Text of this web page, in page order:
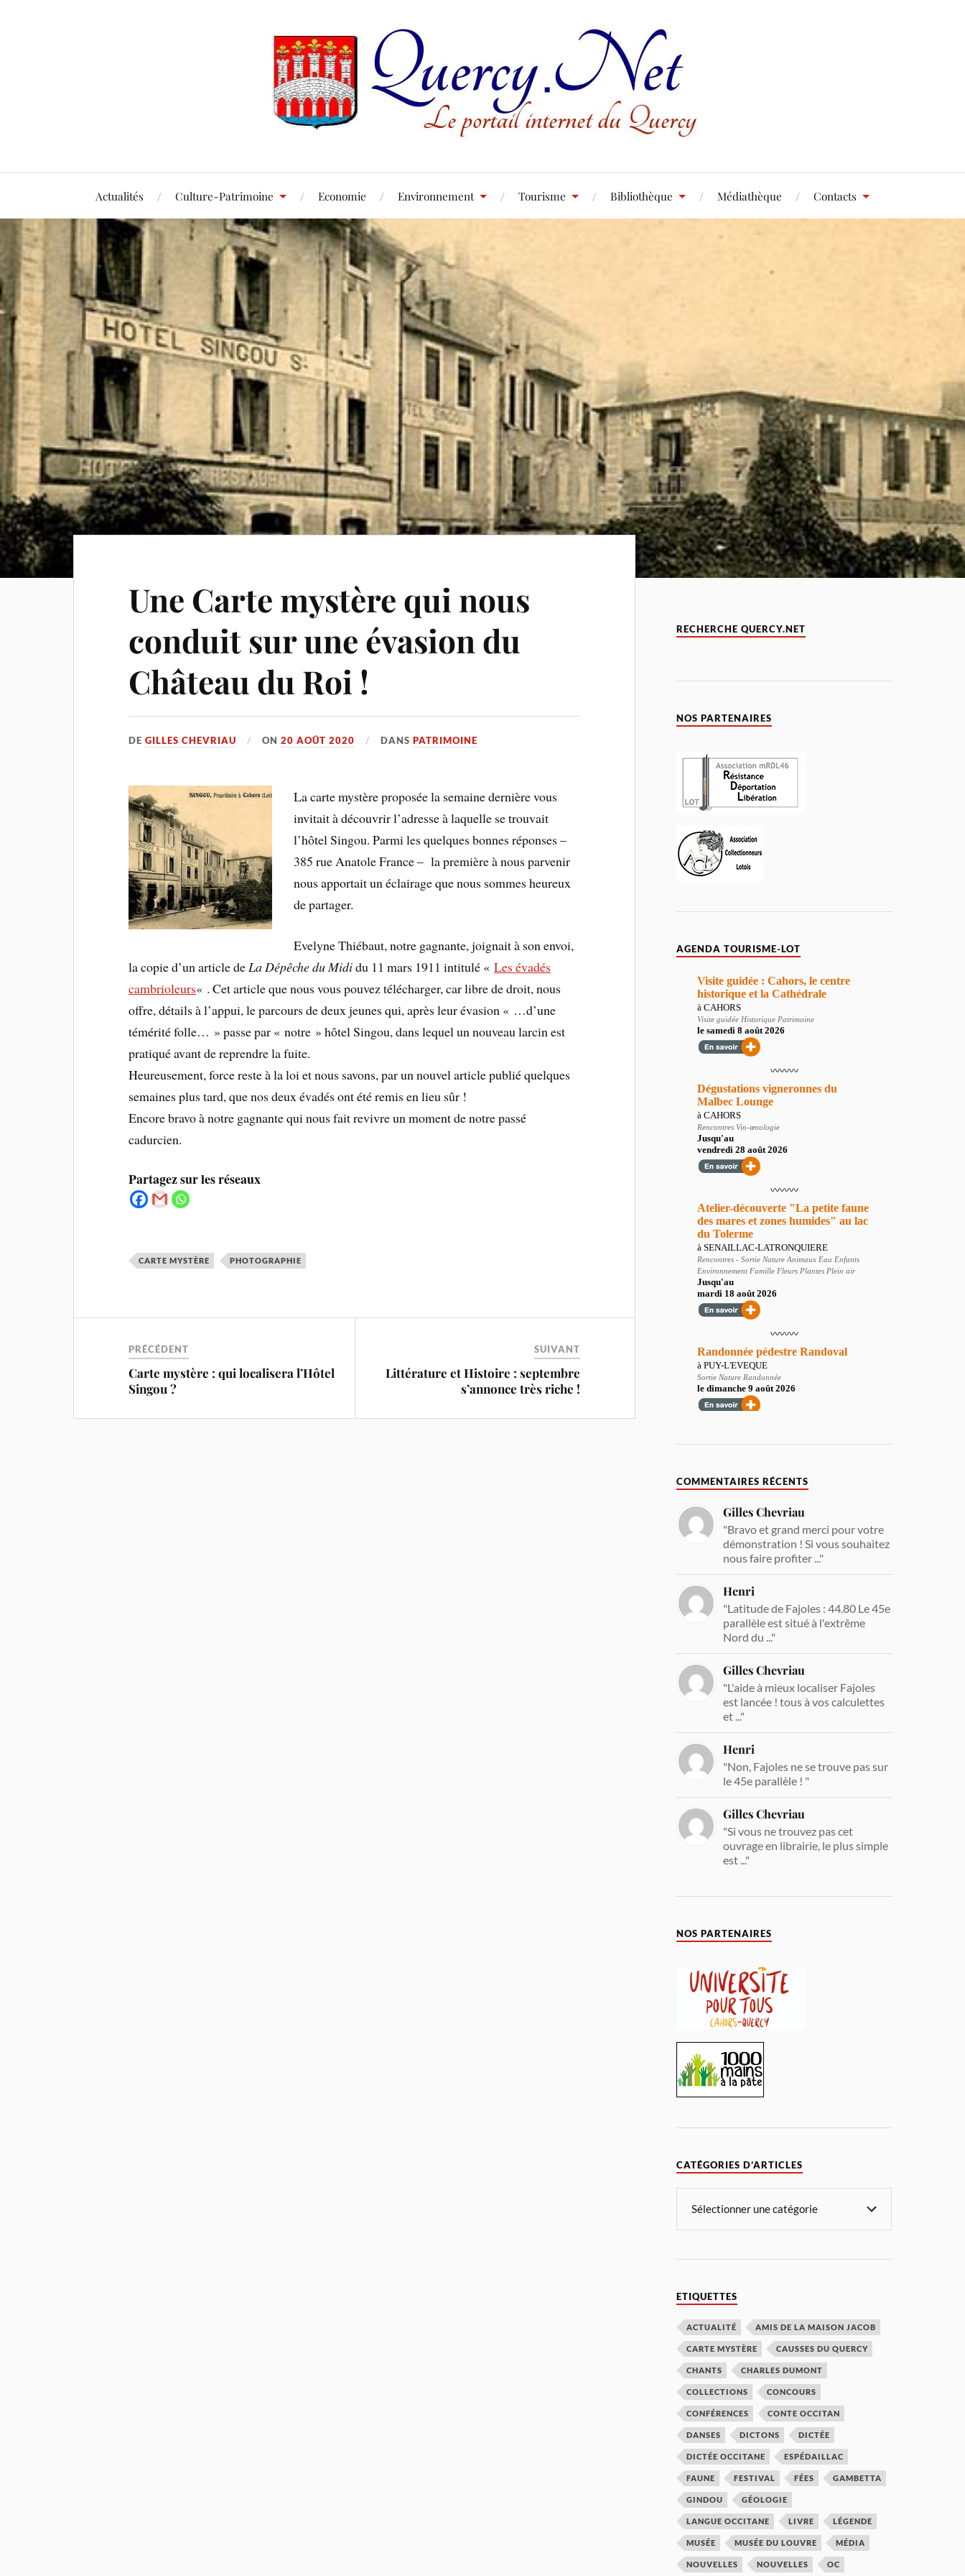
Actualités Culture-Patrimoine Economie Environnement Tourisme Bibliothèque Médiathèque Contacts
Une Carte mystère qui nous
conduit sur une évasion du
Château du Roi !
DEGILLES CHEVRIAU ON20 AOÛT 2020 DANSPATRIMOINE
La carte mystère proposée la semaine dernière vous
invitait à découvrir l’adresse à laquelle se trouvait
l’hôtel Singou. Parmi les quelques bonnes réponses –
385 rue Anatole France – la première à nous parvenir
nous apportait un éclairage que nous sommes heureux
de partager.
Evelyne Thiébaut, notre gagnante, joignait à son envoi,
la copie d’un article de La Dépêche du Mididu 11 mars 1911 intitulé «Les évadés
cambrioleurs« . Cet article que nous vous pouvez télécharger, car libre de droit, nous
offre, détails à l’appui, le parcours de deux jeunes qui, après leur évasion « …d’une
témérité folle… » passe par « notre » hôtel Singou, dans lequel un nouveau larcin est
pratiqué avant de reprendre la fuite.
Heureusement, force reste à la loi et nous savons, par un nouvel article publié quelques
semaines plus tard, que nos deux évadés ont été remis en lieu sûr !
Encore bravo à notre gagnante qui nous fait revivre un moment de notre passé
cadurcien.
Partagez sur les réseaux
CARTE MYSTÈRE PHOTOGRAPHIE
PRÉCÉDENT
Carte mystère : qui localisera l’Hôtel
Singou ?
SUIVANT
Littérature et Histoire : septembre
s’annonce très riche !
RECHERCHE QUERCY.NET
NOS PARTENAIRES
AGENDA TOURISME-LOT
COMMENTAIRES RÉCENTS
Gilles Chevriau
"Bravo et grand merci pour votre
démonstration ! Si vous souhaitez
nous faire profiter ..."
Henri
"Latitude de Fajoles : 44.80 Le 45e
parallèle est situé à l'extrême
Nord du ..."
Gilles Chevriau
"L'aide à mieux localiser Fajoles
est lancée ! tous à vos calculettes
et ..."
Henri
"Non, Fajoles ne se trouve pas sur
le 45e parallèle ! "
Gilles Chevriau
"Si vous ne trouvez pas cet
ouvrage en librairie, le plus simple
est ..."
NOS PARTENAIRES
CATÉGORIES D’ARTICLES
ETIQUETTES
ACTUALITÉ AMIS DE LA MAISON JACOB
CARTE MYSTÈRE CAUSSES DU QUERCY
CHANTS CHARLES DUMONT
COLLECTIONS CONCOURS
CONFÉRENCES CONTE OCCITAN
DANSES DICTONS DICTÉE
DICTÉE OCCITANE ESPÉDAILLAC
FAUNE FESTIVAL FÉES GAMBETTA
GINDOU GÉOLOGIE
LANGUE OCCITANE LIVRE LÉGENDE
MUSÉE MUSÉE DU LOUVRE MÉDIA
NOUVELLES NOUVELLES OC